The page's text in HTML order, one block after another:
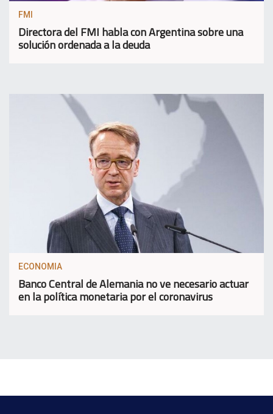
FMI
Directora del FMI habla con Argentina sobre una
solución ordenada a la deuda
ECONOMIA
Banco Central de Alemania no ve necesario actuar
en la política monetaria por el coronavirus